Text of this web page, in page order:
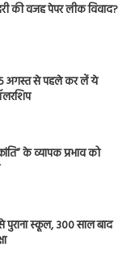
की वजह पेपर लीक विवाद?
अगस्त से पहले कर लें ये
के व्यापक प्रभाव को
स्कूल, 300 साल बाद